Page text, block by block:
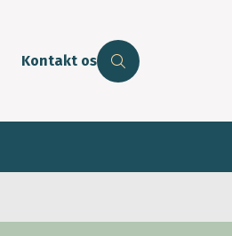
Kontakt os